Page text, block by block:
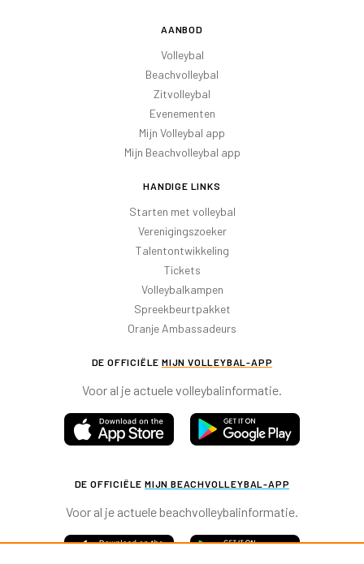
AANBOD
Volleybal
Beachvolleybal
Zitvolleybal
Evenementen
Mijn Volleybal app
Mijn Beachvolleybal app
HANDIGE LINKS
Starten met volleybal
Verenigingszoeker
Talentontwikkeling
Tickets
Volleybalkampen
Spreekbeurtpakket
Oranje Ambassadeurs
DE OFFICIËLE MIJN VOLLEYBAL-APP
Voor al je actuele volleybalinformatie.
DE OFFICIËLE MIJN BEACHVOLLEYBAL-APP
Voor al je actuele beachvolleybalinformatie.